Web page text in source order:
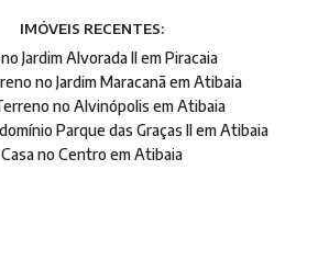
IMÓVEIS RECENTES:
Jardim Alvorada II em Piracaia
no Jardim Maracanã em Atibaia
no Alvinópolis em Atibaia
Parque das Graças II em Atibaia
Casa no Centro em Atibaia